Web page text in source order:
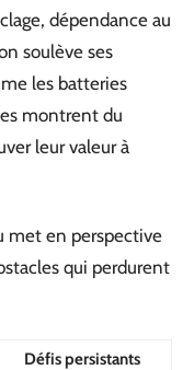
dépendance au
soulève ses
les batteries
montrent du
leur valeur à
met en perspective
qui perdurent
Défis persistants